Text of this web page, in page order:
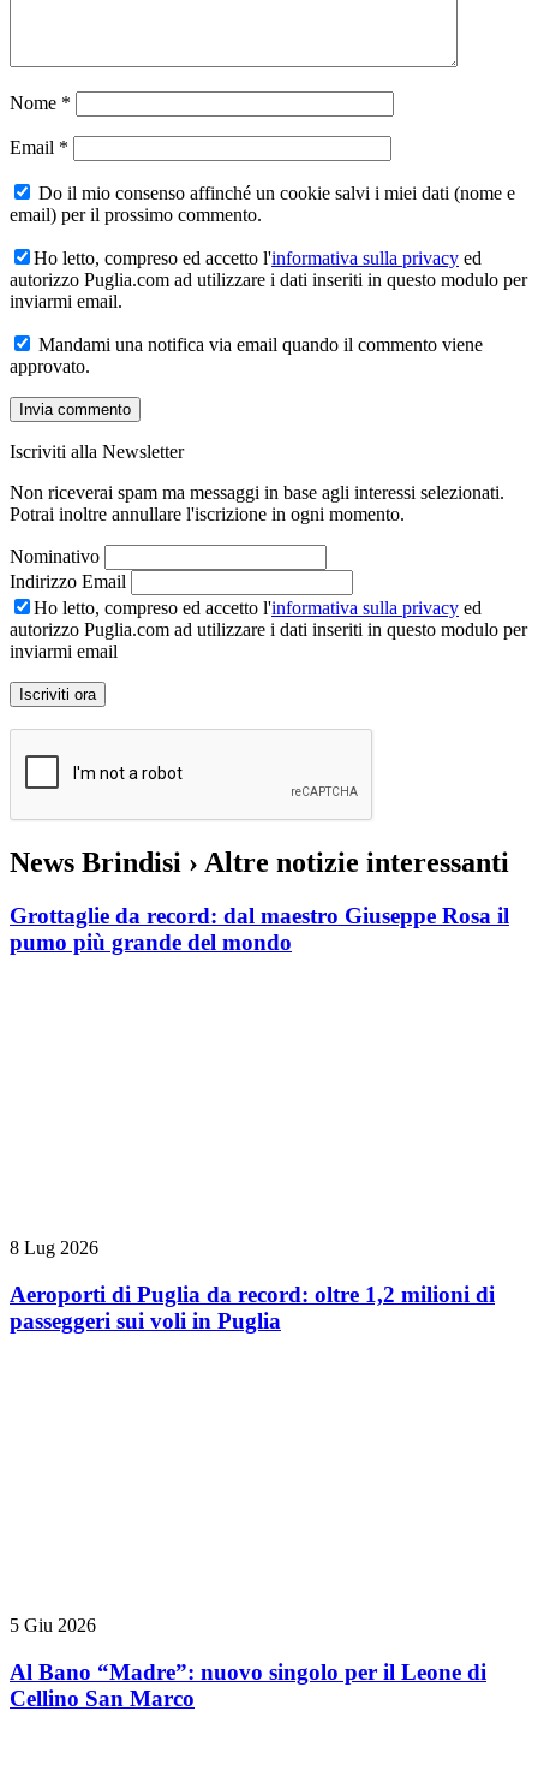
Nome *
Email *
Do il mio consenso affinché un cookie salvi i miei dati (nome e
email) per il prossimo commento.
Ho letto, compreso ed accetto l'informativa sulla privacy ed
autorizzo Puglia.com ad utilizzare i dati inseriti in questo modulo per
inviarmi email.
Mandami una notifica via email quando il commento viene
approvato.
Iscriviti alla Newsletter
Non riceverai spam ma messaggi in base agli interessi selezionati.
Potrai inoltre annullare l'iscrizione in ogni momento.
Nominativo
Indirizzo Email
Ho letto, compreso ed accetto l'informativa sulla privacy ed
autorizzo Puglia.com ad utilizzare i dati inseriti in questo modulo per
inviarmi email
News Brindisi › Altre notizie interessanti
Grottaglie da record: dal maestro Giuseppe Rosa il
pumo più grande del mondo
8 Lug 2026
Aeroporti di Puglia da record: oltre 1,2 milioni di
passeggeri sui voli in Puglia
5 Giu 2026
Al Bano “Madre”: nuovo singolo per il Leone di
Cellino San Marco